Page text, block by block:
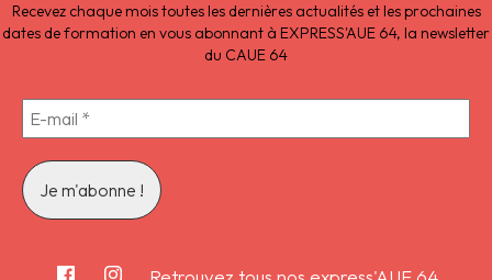
Recevez chaque mois toutes les dernières actualités et les prochaines
dates de formation en vous abonnant à EXPRESS'AUE 64, la newsletter
du CAUE 64